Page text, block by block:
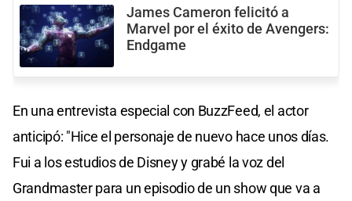
James Cameron felicitó a
Marvel por el éxito de Avengers:
Endgame
En una entrevista especial con BuzzFeed, el actor
anticipó: "Hice el personaje de nuevo hace unos días.
Fui a los estudios de Disney y grabé la voz del
Grandmaster para un episodio de un show que va a